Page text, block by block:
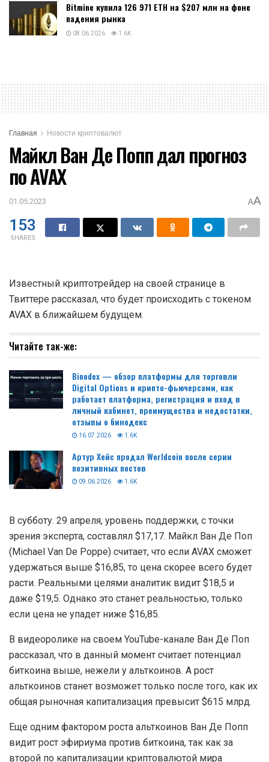
Bitmine купила 126 971 ETH на $207 млн на фоне
падения рынка
08.06.2026 1.6K
Главная Новости криптовалют
Майкл Ван Де Попп дал прогноз
по AVAX
01.05.2023 AA
153
SHARES
Известный криптотрейдер на своей странице в
Твиттере рассказал, что будет происходить с токеном
AVAX в ближайшем будущем.
Читайте так-же:
личный кабинет, преимущества и недостатки,
отзывы о бинодекс
16.07.2026 1.6K
Артур Хейс продал Worldcoin после серии
позитивных постов
09.06.2026 1.6K
В субботу. 29 апреля, уровень поддержки, с точки
зрения эксперта, составлял $17,17. Майкл Ван Де Поп
(Michael Van De Poppe) считает, что если AVAX сможет
удержаться выше $16,85, то цена скорее всего будет
расти. Реальными целями аналитик видит $18,5 и
если цена не упадет ниже $16,85.
В видеоролике на своем YouTube-канале Ван Де Поп